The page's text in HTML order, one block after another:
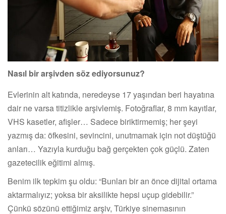
Nasıl bir arşivden söz ediyorsunuz?
Evlerinin alt katında, neredeyse 17 yaşından beri hayatına
dair ne varsa titizlikle arşivlemiş. Fotoğraflar, 8 mm kayıtlar,
VHS kasetler, afişler… Sadece biriktirmemiş; her şeyi
yazmış da: öfkesini, sevincini, unutmamak için not düştüğü
anları… Yazıyla kurduğu bağ gerçekten çok güçlü. Zaten
gazetecilik eğitimi almış.
Benim ilk tepkim şu oldu: “Bunları bir an önce dijital ortama
aktarmalıyız; yoksa bir aksilikte hepsi uçup gidebilir.”
Çünkü sözünü ettiğimiz arşiv, Türkiye sinemasının